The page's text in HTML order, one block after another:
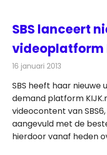
SBS lanceert
videoplatform
16 januari 2013
SBS heeft haar
demand platform
videocontent van
aangevuld met de
hierdoor vanaf heden